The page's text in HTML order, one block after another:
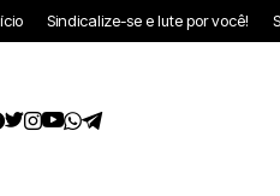
Sindicalize-se e lute por você!